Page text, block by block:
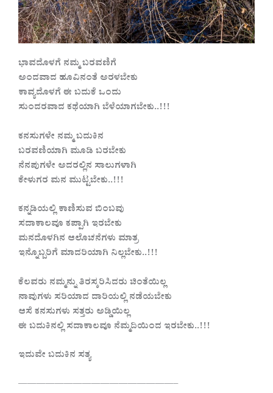
ಭಾವದೊಳಗೆ ನಮ್ಮ ಬರವಣಿಗೆ
ಅಂದವಾದ ಹೂವಿನಂತೆ ಅರಳಬೇಕು
ಕಾವ್ಯದೊಳಗೆ ಈ ಬದುಕೆ ಒಂದು
ಸುಂದರವಾದ ಕಥೆಯಾಗಿ ಬೆಳೆಯಾಗಬೇಕು..!!!
ಕನಸುಗಳೇ ನಮ್ಮ ಬದುಕಿನ
ಬರವಣಿಯಾಗಿ ಮೂಡಿ ಬರಬೇಕು
ನೆನಪುಗಳೇ ಅದರಲ್ಲಿನ ಸಾಲುಗಳಾಗಿ
ಕೇಳುಗರ ಮನ ಮುಟ್ಟಬೇಕು..!!!
ಕನ್ನಡಿಯಲ್ಲಿ ಕಾಣಿಸುವ ಬಿಂಬವು
ಸದಾಕಾಲವೂ ಕಪ್ಪಾಗಿ ಇರಬೇಕು
ಮನದೊಳಗಿನ ಆಲೊಚನೆಗಳು ಮಾತ್ರ
ಇನ್ನೊಬ್ಬರಿಗೆ ಮಾದರಿಯಾಗಿ ನಿಲ್ಲಬೇಕು..!!!
ಕೆಲವರು ನಮ್ಮನ್ನು ತಿರಸ್ಕರಿಸಿದರು ಚಿಂತೆಯಿಲ್ಲ
ನಾವುಗಳು ಸರಿಯಾದ ದಾರಿಯಲ್ಲಿ ನಡೆಯಬೇಕು
ಆಸೆ ಕನಸುಗಳು ಸತ್ತರು ಅಡ್ಡಿಯಿಲ್ಲ
ಈ ಬದುಕಿನಲ್ಲಿ ಸದಾಕಾಲವೂ ನೆಮ್ಮದಿಯಿಂದ ಇರಬೇಕು..!!!
ಇದುವೇ ಬದುಕಿನ ಸತ್ಯ
—————————————————–